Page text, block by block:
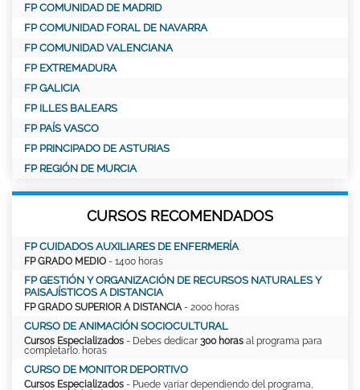
FP COMUNIDAD DE MADRID
FP COMUNIDAD FORAL DE NAVARRA
FP COMUNIDAD VALENCIANA
FP EXTREMADURA
FP GALICIA
FP ILLES BALEARS
FP PAÍS VASCO
FP PRINCIPADO DE ASTURIAS
FP REGIÓN DE MURCIA
CURSOS RECOMENDADOS
FP CUIDADOS AUXILIARES DE ENFERMERÍA
FP GRADO MEDIO - 1400 horas
FP GESTIÓN Y ORGANIZACIÓN DE RECURSOS NATURALES Y
PAISAJÍSTICOS A DISTANCIA
FP GRADO SUPERIOR A DISTANCIA - 2000 horas
CURSO DE ANIMACIÓN SOCIOCULTURAL
Cursos Especializados - Debes dedicar 300 horas al programa para
completarlo. horas
CURSO DE MONITOR DEPORTIVO
Cursos Especializados - Puede variar dependiendo del programa,